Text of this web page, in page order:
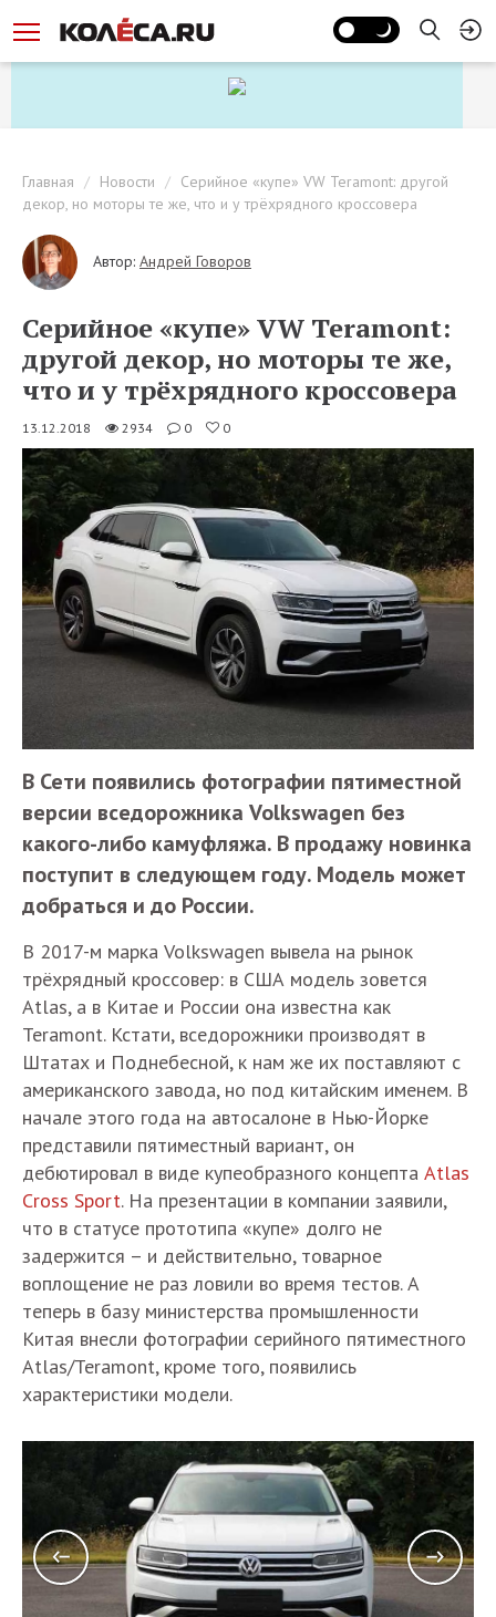
Главная Новости
Серийное «купе» VW Teramont: другой
декор, но моторы те же, что и у трёхрядного кроссовера
Автор: Андрей Говоров
Серийное «купе» VW Teramont:
другой декор, но моторы те же,
что и у трёхрядного кроссовера
13.12.2018 2934 0 0
В Сети появились фотографии пятиместной
версии вседорожника Volkswagen без
какого-либо камуфляжа. В продажу новинка
поступит в следующем году. Модель может
добраться и до России.
В 2017-м марка Volkswagen вывела на рынок
трёхрядный кроссовер: в США модель зовется
Atlas, а в Китае и России она известна как
Teramont. Кстати, вседорожники производят в
Штатах и Поднебесной, к нам же их поставляют с
американского завода, но под китайским именем. В
начале этого года на автосалоне в Нью-Йорке
представили пятиместный вариант, он
дебютировал в виде купеобразного концепта Atlas
Cross Sport. На презентации в компании заявили,
что в статусе прототипа «купе» долго не
задержится – и действительно, товарное
воплощение не раз ловили во время тестов. А
теперь в базу министерства промышленности
Китая внесли фотографии серийного пятиместного
Atlas/Teramont, кроме того, появились
характеристики модели.